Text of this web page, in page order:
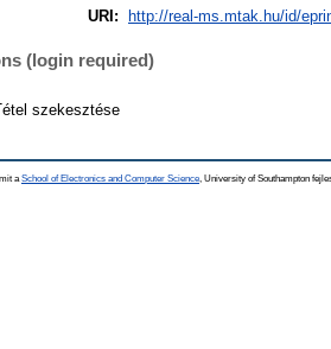
URI:
http://real-ms.mtak.hu/id/
(login required)
szekesztése
a School of Electronics and Computer Science , University of Southampton